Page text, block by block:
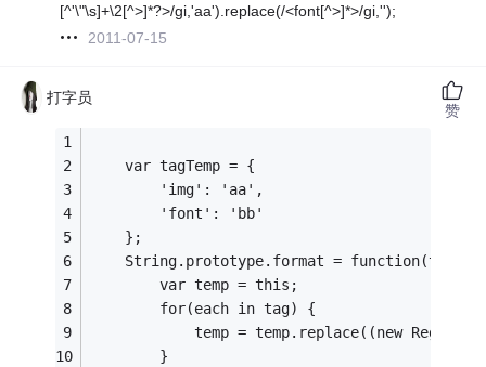
[^'\"\s]+\2[^>]*?>/gi,'aa').replace(/<font[^>]*>/gi,'');
2011-07-15
打字员
	var tagTemp = {
		'img': 'aa',
		'font': 'bb'
	};
	String.prototype.format = function(tag) {
		var temp = this;
		for(each in tag) {
temp = temp.replace((new
		}
赞